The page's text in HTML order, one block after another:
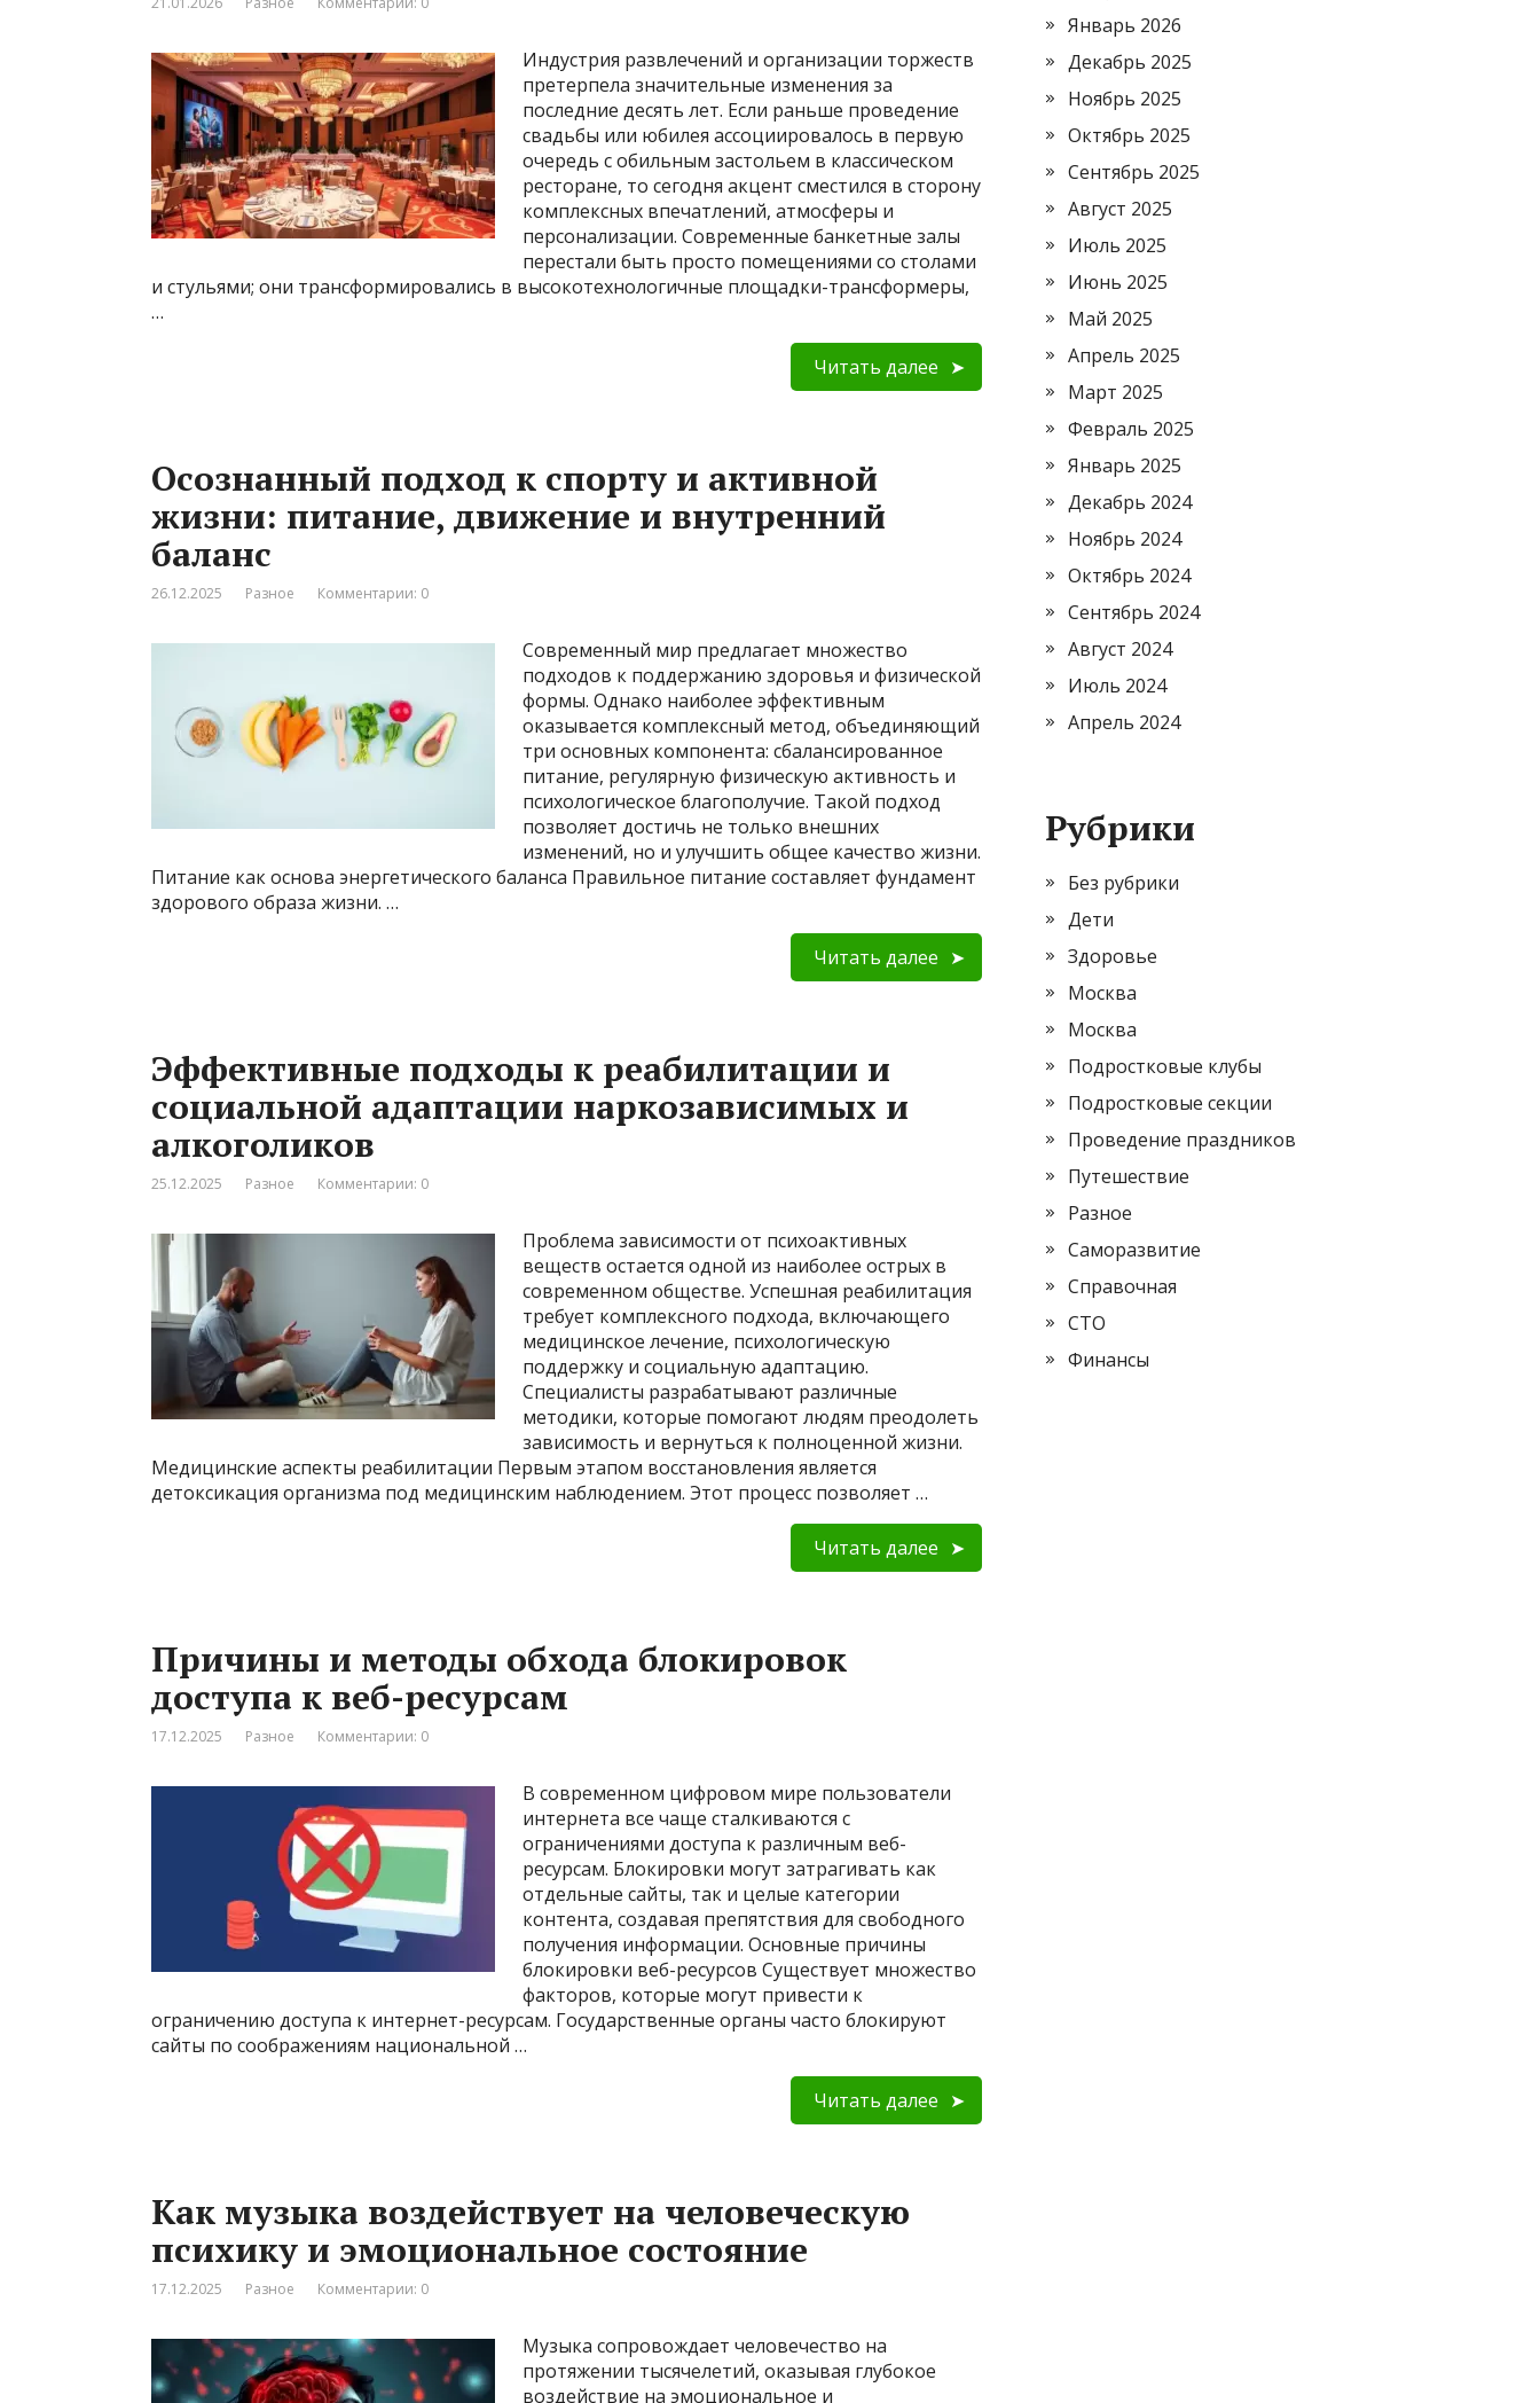
Индустрия развлечений и организации торжеств
претерпела значительные изменения за
последние десять лет. Если раньше проведение
свадьбы или юбилея ассоциировалось в первую
очередь с обильным застольем в классическом
ресторане, то сегодня акцент сместился в сторону
комплексных впечатлений, атмосферы и
персонализации. Современные банкетные залы
перестали быть просто помещениями со столами
и стульями; они трансформировались в высокотехнологичные площадки-трансформеры,
…
Читать далее
Осознанный подход к спорту и активной
жизни: питание, движение и внутренний
баланс
26.12.2025 Разное Комментарии: 0
Современный мир предлагает множество
подходов к поддержанию здоровья и физической
формы. Однако наиболее эффективным
оказывается комплексный метод, объединяющий
три основных компонента: сбалансированное
питание, регулярную физическую активность и
психологическое благополучие. Такой подход
позволяет достичь не только внешних
изменений, но и улучшить общее качество жизни.
Питание как основа энергетического баланса Правильное питание составляет фундамент
здорового образа жизни. …
Читать далее
Эффективные подходы к реабилитации и
социальной адаптации наркозависимых и
алкоголиков
25.12.2025 Разное Комментарии: 0
Проблема зависимости от психоактивных
веществ остается одной из наиболее острых в
современном обществе. Успешная реабилитация
требует комплексного подхода, включающего
медицинское лечение, психологическую
поддержку и социальную адаптацию.
Специалисты разрабатывают различные
методики, которые помогают людям преодолеть
зависимость и вернуться к полноценной жизни.
Медицинские аспекты реабилитации Первым этапом восстановления является
детоксикация организма под медицинским наблюдением. Этот процесс позволяет …
Читать далее
Причины и методы обхода блокировок
доступа к веб-ресурсам
17.12.2025 Разное Комментарии: 0
В современном цифровом мире пользователи
интернета все чаще сталкиваются с
ограничениями доступа к различным веб-
ресурсам. Блокировки могут затрагивать как
отдельные сайты, так и целые категории
контента, создавая препятствия для свободного
получения информации. Основные причины
блокировки веб-ресурсов Существует множество
факторов, которые могут привести к
ограничению доступа к интернет-ресурсам. Государственные органы часто блокируют
сайты по соображениям национальной …
Читать далее
Как музыка воздействует на человеческую
психику и эмоциональное состояние
17.12.2025 Разное Комментарии: 0
Музыка сопровождает человечество на
протяжении тысячелетий, оказывая глубокое
воздействие на эмоциональное и
Январь 2026
Декабрь 2025
Ноябрь 2025
Октябрь 2025
Сентябрь 2025
Август 2025
Июль 2025
Июнь 2025
Май 2025
Апрель 2025
Март 2025
Февраль 2025
Январь 2025
Декабрь 2024
Ноябрь 2024
Октябрь 2024
Сентябрь 2024
Август 2024
Июль 2024
Апрель 2024
Рубрики
Без рубрики
Дети
Здоровье
Москва
Москва
Подростковые клубы
Подростковые секции
Проведение праздников
Путешествие
Разное
Саморазвитие
Справочная
СТО
Финансы